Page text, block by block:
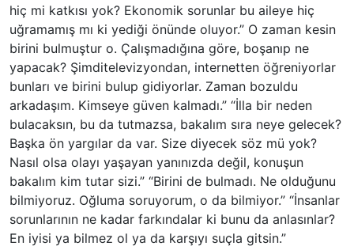
hiç mi katkısı yok? Ekonomik sorunlar bu aileye hiç
uğramamış mı ki yediği önünde oluyor.” O zaman kesin
birini bulmuştur o. Çalışmadığına göre, boşanıp ne
yapacak? Şimditelevizyondan, internetten öğreniyorlar
bunları ve birini bulup gidiyorlar. Zaman bozuldu
arkadaşım. Kimseye güven kalmadı.” “İlla bir neden
bulacaksın, bu da tutmazsa, bakalım sıra neye gelecek?
Başka ön yargılar da var. Size diyecek söz mü yok?
Nasıl olsa olayı yaşayan yanınızda değil, konuşun
bakalım kim tutar sizi.” “Birini de bulmadı. Ne olduğunu
bilmiyoruz. Oğluma soruyorum, o da bilmiyor.” “İnsanlar
sorunlarının ne kadar farkındalar ki bunu da anlasınlar?
En iyisi ya bilmez ol ya da karşıyı suçla gitsin.”